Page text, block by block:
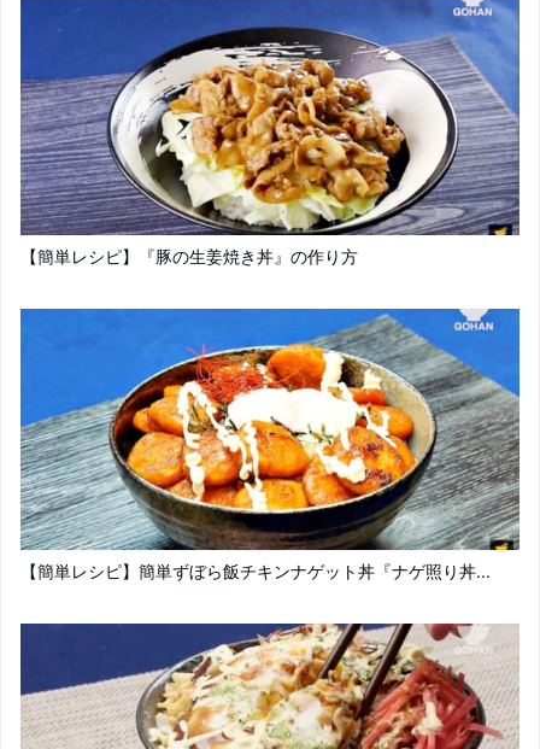
【簡単レシピ】『豚の生姜焼き丼』の作り方
【簡単レシピ】簡単ずぼら飯チキンナゲット丼『ナゲ照り丼...